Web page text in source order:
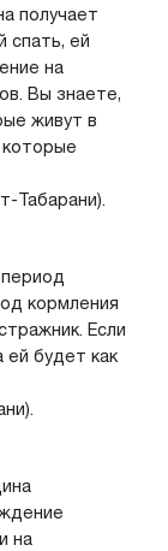
получает
спать, ей
на
Вы знаете,
живут в
Табарани).
кормления
Если
будет как
на